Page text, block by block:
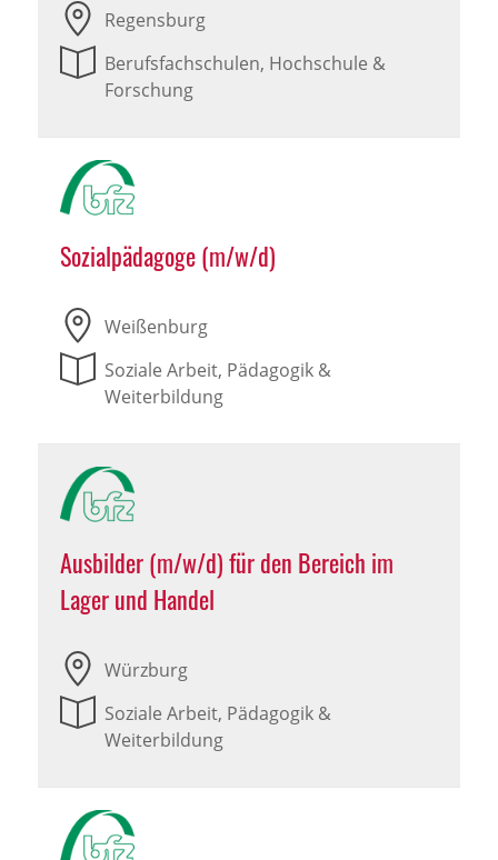
Regensburg
Berufsfachschulen, Hochschule &
Forschung
Sozialpädagoge (m/w/d)
Weißenburg
Soziale Arbeit, Pädagogik &
Weiterbildung
Ausbilder (m/w/d) für den Bereich im
Lager und Handel
Würzburg
Soziale Arbeit, Pädagogik &
Weiterbildung